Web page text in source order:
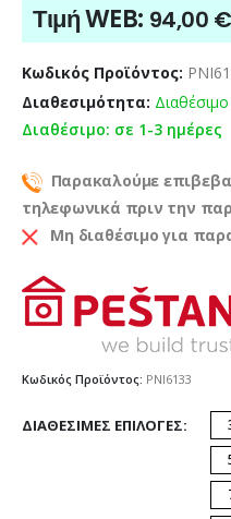
Τιμή WEB: 94,00 €
Κωδικός Προϊόντος:
Διαθεσιμότητα: Διαθέσιμο
Διαθέσιμο: σε 1-3 ημέρες
Παρακαλούμε
τηλεφωνικά πριν την
Μη διαθέσιμο για
Κωδικός Προϊόντος: PNI6133
ΔΙΑΘΈΣΙΜΕΣ ΕΠΙΛΟΓΈΣ